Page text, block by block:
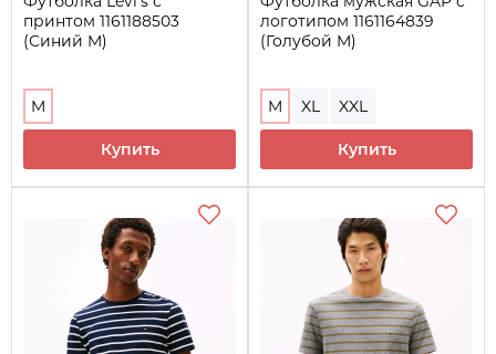
принтом 1161188503
(Синий M)
M
Купить
логотипом 1161164839
(Голубой M)
M XL XXL
Купить